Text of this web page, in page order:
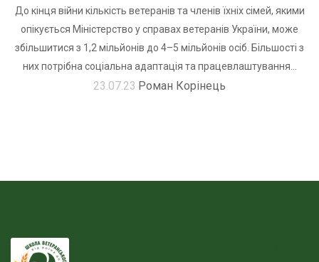
До кінця війни кількість ветеранів та членів їхніх сімей, якими
опікується Міністерство у справах ветеранів України, може
збільшитися з 1,2 мільйонів до 4–5 мільйонів осіб. Більшості з
них потрібна соціальна адаптація та працевлаштування...
23.07.23 Роман Корінець